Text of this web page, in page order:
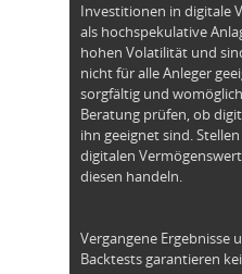
Investitionen in digitale
als hochspekulative
hohen Volatilität und
nicht für alle Anleger
sorgfältig und
Beratung prüfen, ob
ihn geeignet sind.
digitalen
diesen handeln.
Vergangene Ergebnisse
Backtests garantieren